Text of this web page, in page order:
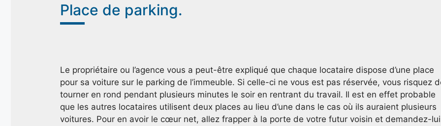
Place de parking.
Le propriétaire ou l’agence vous a peut-être expliqué que chaque locataire dispose d’une place
pour sa voiture sur le parking de l’immeuble. Si celle-ci ne vous est pas réservée, vous risquez
tourner en rond pendant plusieurs minutes le soir en rentrant du travail. Il est en effet probable
que les autres locataires utilisent deux places au lieu d’une dans le cas où ils auraient plusieurs
voitures. Pour en avoir le cœur net, allez frapper à la porte de votre futur voisin et demandez-lui